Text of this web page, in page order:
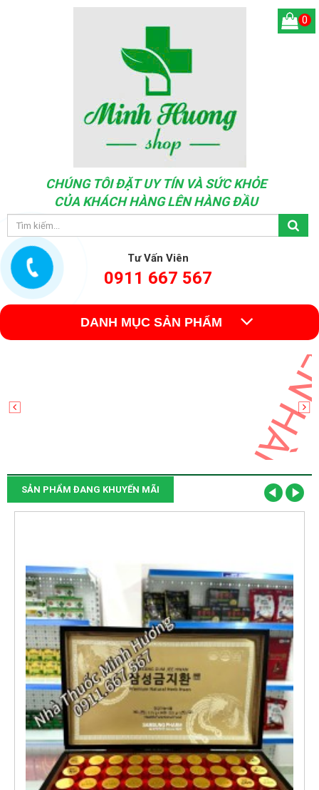
CHÚNG TÔI ĐẶT UY TÍN VÀ SỨC KHỎE
CỦA KHÁCH HÀNG LÊN HÀNG ĐẦU
Tư Vấn Viên
0911 667 567
0
DANH MỤC SẢN PHẨM
SẢN PHẨM ĐANG KHUYẾN MÃI